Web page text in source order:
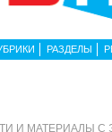
РАЗДЕЛЫ
И МАТЕРИАЛЫ